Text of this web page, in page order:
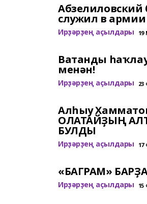
Абзелиловский
служил в армии
Ирҙәрҙең аҫылдары 19
Ватанды
менән!
Ирҙәрҙең аҫылдары 23
Алһыу
ОЛАТАЙҘЫҢ
БУЛДЫ
Ирҙәрҙең аҫылдары 17
«БАГРАМ»
Ирҙәрҙең аҫылдары 15